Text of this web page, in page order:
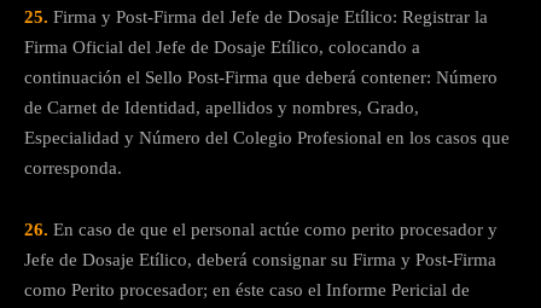
25. Firma y Post-Firma del Jefe de Dosaje Etílico: Registrar la
Firma Oficial del Jefe de Dosaje Etílico, colocando a
continuación el Sello Post-Firma que deberá contener: Número
de Carnet de Identidad, apellidos y nombres, Grado,
Especialidad y Número del Colegio Profesional en los casos que
corresponda.
26. En caso de que el personal actúe como perito procesador y
Jefe de Dosaje Etílico, deberá consignar su Firma y Post-Firma
como Perito procesador; en éste caso el Informe Pericial de